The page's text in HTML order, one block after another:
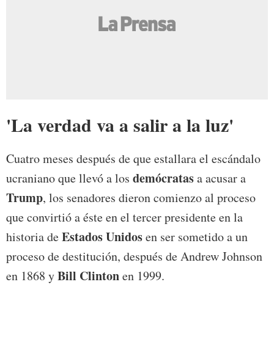
'La verdad va a salir a la luz'
Cuatro meses después de que estallara el escándalo
ucraniano que llevó a los demócratasa acusar a
Trump, los senadores dieron comienzo al proceso
que convirtió a éste en el tercer presidente en la
historia deEstados Unidosen ser sometido a un
proceso de destitución, después de Andrew Johnson
en 1868 yBill Clintonen 1999.